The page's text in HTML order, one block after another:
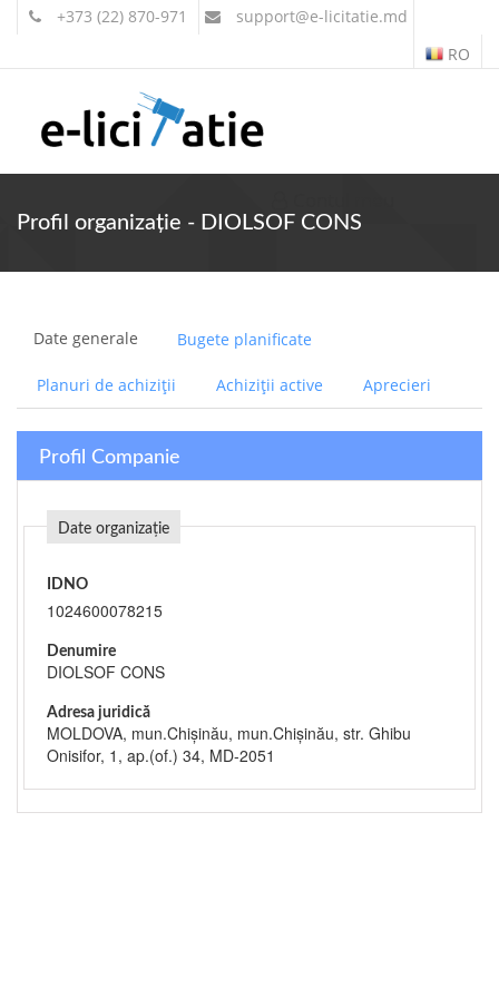
+373 (22) 870-971 support@e-licitatie.md
RO
Profil organizație - DIOLSOF CONS
Date generale Bugete planificate
Planuri de achiziții Achiziții active Aprecieri
Profil Companie
Date organizație
IDNO
1024600078215
Denumire
DIOLSOF CONS
Adresa juridică
MOLDOVA, mun.Chişinău, mun.Chişinău, str. Ghibu
Onisifor, 1, ap.(of.) 34, MD-2051